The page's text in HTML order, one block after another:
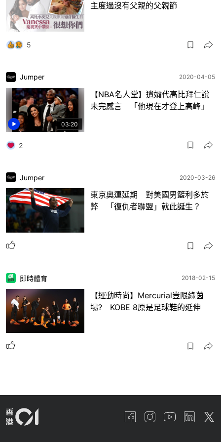
主度過沒有父親的父親節
5
03:20
Jumper 2020-04-05
【NBA名人堂】遺孀代高比拜仁說
未完感言 「他現在才登上高峰」
2
Jumper 2020-03-26
東京奧運延期 對美國男籃利多於
弊 「復仇者聯盟」就此誕生？
即時體育 2018-02-15
【運動時尚】Mercurial豈限綠茵
場? KOBE 8原是足球鞋的延伸